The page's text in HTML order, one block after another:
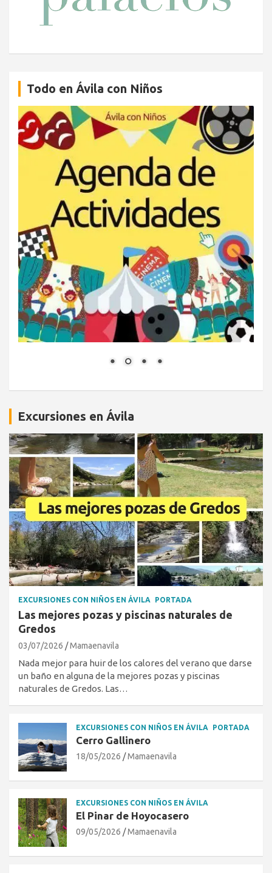
Todo en Ávila con Niños
Excursiones en Ávila
EXCURSIONES CON NIÑOS EN ÁVILA PORTADA
Las mejores pozas y piscinas naturales de
Gredos
03/07/2026 Mamaenavila
Nada mejor para huir de los calores del verano que darse
un baño en alguna de la mejores pozas y piscinas
naturales de Gredos. Las…
EXCURSIONES CON NIÑOS EN ÁVILA PORTADA
Cerro Gallinero
18/05/2026 Mamaenavila
EXCURSIONES CON NIÑOS EN ÁVILA
El Pinar de Hoyocasero
09/05/2026 Mamaenavila